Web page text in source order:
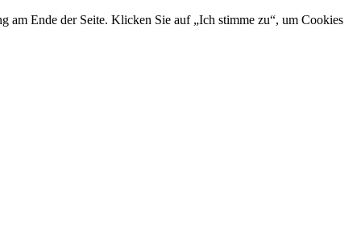
am Ende der Seite. Klicken Sie auf „Ich stimme zu“, um Cookies